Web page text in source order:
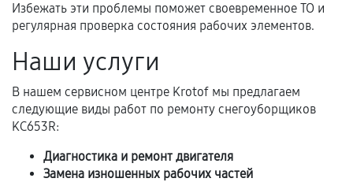
механические повреждения, попадание влаги,
перегрев, коррозия.
Самостоятельный ремонт или вмешательство
третьих лиц.
Естественный износ деталей, если иное не
предусмотрено отдельно.
Обращение после окончания гарантийного
срока.
Избежать эти проблемы поможет своевременное ТО и
регулярная проверка состояния рабочих элементов.
Наши услуги
В нашем сервисном центре Krotof мы предлагаем
следующие виды работ по ремонту снегоуборщиков
KC653R:
Диагностика и ремонт двигателя
Замена изношенных рабочих частей